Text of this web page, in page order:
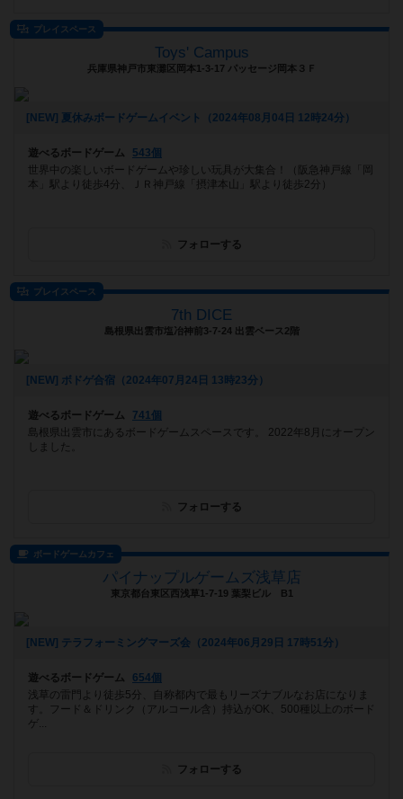
プレイスペース
Toys' Campus
兵庫県神戸市東灘区岡本1-3-17 パッセージ岡本３Ｆ
[NEW] 夏休みボードゲームイベント（2024年08月04日 12時24分）
遊べるボードゲーム
543個
世界中の楽しいボードゲームや珍しい玩具が大集合！（阪急神戸線「岡
本」駅より徒歩4分、ＪＲ神戸線「摂津本山」駅より徒歩2分）
フォローする
プレイスペース
7th DICE
島根県出雲市塩冶神前3-7-24 出雲ベース2階
[NEW] ボドゲ合宿（2024年07月24日 13時23分）
遊べるボードゲーム
741個
島根県出雲市にあるボードゲームスペースです。 2022年8月にオープン
しました。
フォローする
ボードゲームカフェ
パイナップルゲームズ浅草店
東京都台東区西浅草1-7-19 葉梨ビル B1
[NEW] テラフォーミングマーズ会（2024年06月29日 17時51分）
遊べるボードゲーム
654個
浅草の雷門より徒歩5分、自称都内で最もリーズナブルなお店になりま
す。フード＆ドリンク（アルコール含）持込がOK、500種以上のボード
ゲ...
フォローする